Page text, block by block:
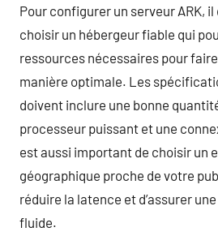
Pour configurer un serveur ARK,
choisir un hébergeur fiable qui
ressources nécessaires pour
manière optimale. Les
doivent inclure une bonne
processeur puissant et une
est aussi important de choisir un
géographique proche de votre
réduire la latence et d’assurer
fluide.